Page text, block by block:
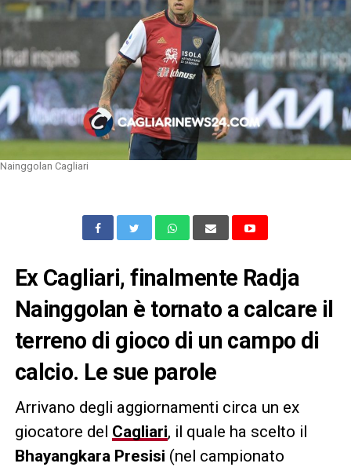
Nainggolan Cagliari
Ex Cagliari, finalmente Radja
Nainggolan è tornato a calcare il
terreno di gioco di un campo di
calcio. Le sue parole
Arrivano degli aggiornamenti circa un ex
giocatore del Cagliari, il quale ha scelto il
Bhayangkara Presisi (nel campionato